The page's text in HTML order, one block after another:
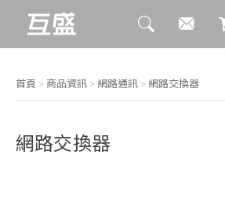
首頁 > 商品資訊 > 網路通訊 > 網路交換器
網路交換器